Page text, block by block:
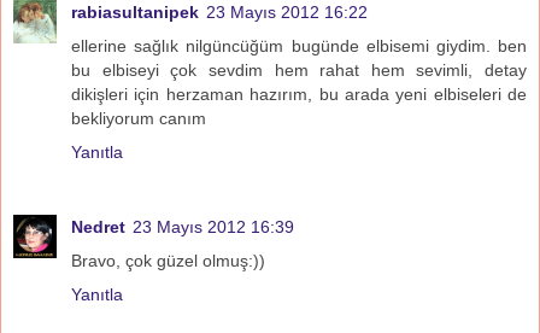
rabiasultanipek 23 Mayıs 2012 16:22
ellerine sağlık nilgüncüğüm bugünde elbisemi giydim. ben
bu elbiseyi çok sevdim hem rahat hem sevimli, detay
dikişleri için herzaman hazırım, bu arada yeni elbiseleri de
bekliyorum canım
Yanıtla
Nedret 23 Mayıs 2012 16:39
Bravo, çok güzel olmuş:))
Yanıtla